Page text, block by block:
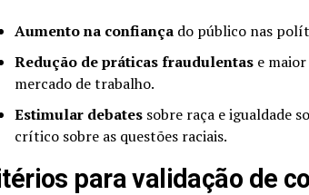
Aumento na confiança do público nas
Redução de práticas fraudulentas e
mercado de trabalho.
Estimular debates sobre raça e igualdade
crítico sobre as questões raciais.
para validação de